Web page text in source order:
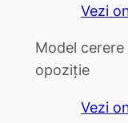
Vezi
Model
opoziție
Vezi